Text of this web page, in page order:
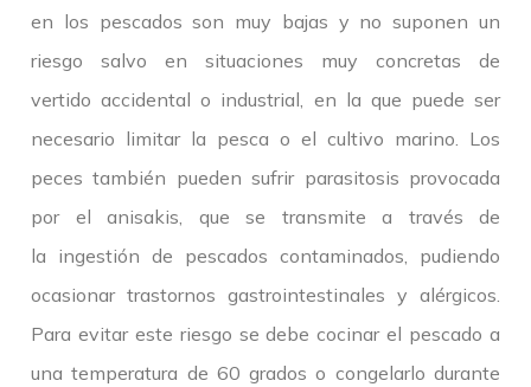
en los pescados son muy bajas y no suponen un
riesgo salvo en situaciones muy concretas de
vertido accidental o industrial, en la que puede ser
necesario limitar la pesca o el cultivo marino. Los
peces también pueden sufrir parasitosis provocada
por el anisakis, que se transmite a través de
la ingestión de pescados contaminados, pudiendo
ocasionar trastornos gastrointestinales y alérgicos.
Para evitar este riesgo se debe cocinar el pescado a
una temperatura de 60 grados o congelarlo durante